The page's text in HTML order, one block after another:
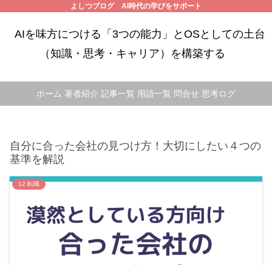
よしつブログ AI時代の学びをサポート
AIを味方につける「3つの能力」とOSとしての土台
（知識・思考・キャリア）を構築する
ホーム 著者紹介 記事一覧 用語一覧 問合せ 思考ログ
自分に合った会社の見つけ方！大切にしたい４つの
基準を解説
12.転職